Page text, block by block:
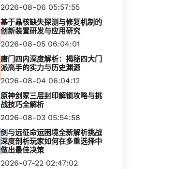
2026-08-06 05:57:55
基于晶核缺失探测与修复机制的
创新装置研发与应用研究
2026-08-05 06:04:01
唐门四内深度解析：揭秘四大门
派高手的实力与历史渊源
2026-08-04 06:04:12
原神剑冢三层封印解锁攻略与挑
战技巧全解析
2026-08-03 05:54:58
剑与远征命运困境全新解析挑战
深度剖析玩家如何在多重选择中
做出最佳决策
2026-07-22 02:47:02